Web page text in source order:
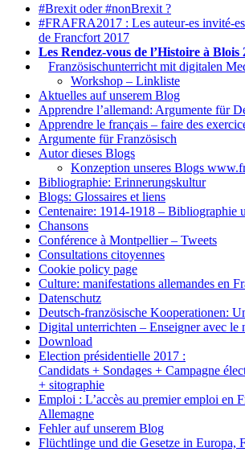
#Brexit oder #nonBrexit ?
#FRAFRA2017 : Les auteur-es invité-
de Francfort 2017
Les Rendez-vous de l’Histoire à Blois
Französischunterricht mit digitalen
Workshop – Linkliste
Aktuelles auf unserem Blog
Apprendre l’allemand: Argumente für
Apprendre le français – faire des
Argumente für Französisch
Autor dieses Blogs
Konzeption unseres Blogs
Bibliographie: Erinnerungskultur
Blogs: Glossaires et liens
Centenaire: 1914-1918 – Bibliographie
Chansons
Conférence à Montpellier – Tweets
Consultations citoyennes
Cookie policy page
Culture: manifestations allemandes en
Datenschutz
Deutsch-französische Kooperationen:
Digital unterrichten – Enseigner avec le
Download
Election présidentielle 2017 :
Candidats + Sondages + Campagne
+ sitographie
Emploi : L’accès au premier emploi en
Allemagne
Fehler auf unserem Blog
Flüchtlinge und die Gesetze in Europa,